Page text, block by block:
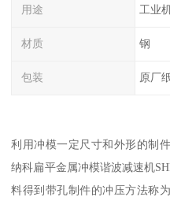
用途 工业
材质 钢
包装 原厂
利用冲模一定尺寸和外形的制
纳科扁平金属冲模谐波减速机
料得到带孔制件的冲压方法称